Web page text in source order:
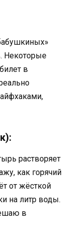
Некоторые
в
растворяет
как горячий
от жёсткой
на литр воды.
в